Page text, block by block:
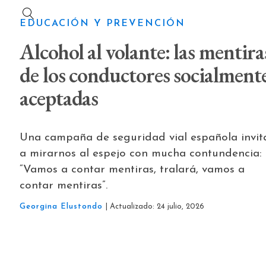
EDUCACIÓN Y PREVENCIÓN
Alcohol al volante: las
de los conductores
aceptadas
Una campaña de seguridad vial española
a mirarnos al espejo con mucha contundencia:
“Vamos a contar mentiras, tralará, vamos a
contar mentiras”.
Georgina Elustondo | Actualizado: 24 julio, 2026